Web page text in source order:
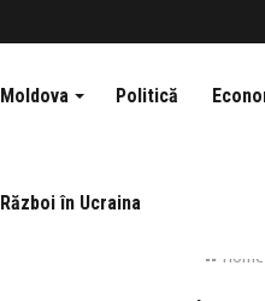
Moldova Politică
Război în Ucraina
Home